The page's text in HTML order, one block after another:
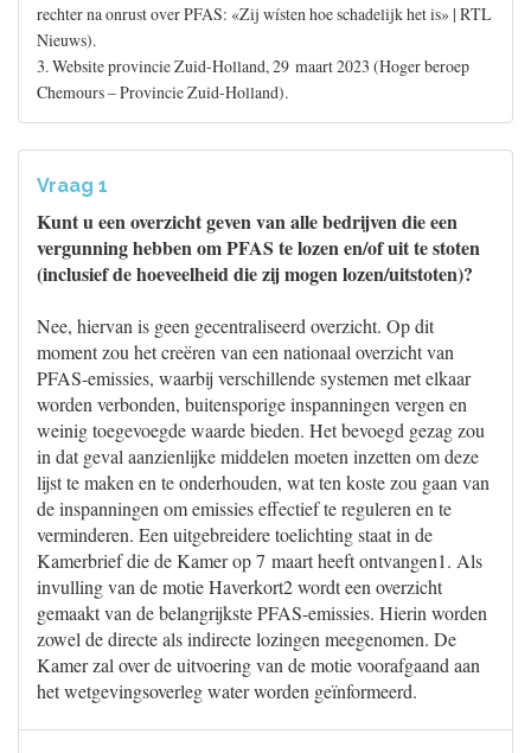
rechter na onrust over PFAS: «Zij wísten hoe schadelijk het is» | RTL
Nieuws).
3. Website provincie Zuid-Holland, 29 maart 2023 (Hoger beroep
Chemours – Provincie Zuid-Holland).
Vraag 1
Kunt u een overzicht geven van alle bedrijven die een
vergunning hebben om PFAS te lozen en/of uit te stoten
(inclusief de hoeveelheid die zij mogen lozen/uitstoten)?
Nee, hiervan is geen gecentraliseerd overzicht. Op dit
moment zou het creëren van een nationaal overzicht van
PFAS-emissies, waarbij verschillende systemen met elkaar
worden verbonden, buitensporige inspanningen vergen en
weinig toegevoegde waarde bieden. Het bevoegd gezag zou
in dat geval aanzienlijke middelen moeten inzetten om deze
lijst te maken en te onderhouden, wat ten koste zou gaan van
de inspanningen om emissies effectief te reguleren en te
verminderen. Een uitgebreidere toelichting staat in de
Kamerbrief die de Kamer op 7 maart heeft ontvangen1. Als
invulling van de motie Haverkort2 wordt een overzicht
gemaakt van de belangrijkste PFAS-emissies. Hierin worden
zowel de directe als indirecte lozingen meegenomen. De
Kamer zal over de uitvoering van de motie voorafgaand aan
het wetgevingsoverleg water worden geïnformeerd.